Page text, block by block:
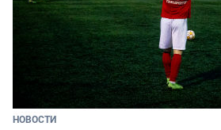
НОВОСТИ